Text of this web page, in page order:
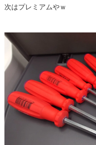
次はプレミアムやｗ